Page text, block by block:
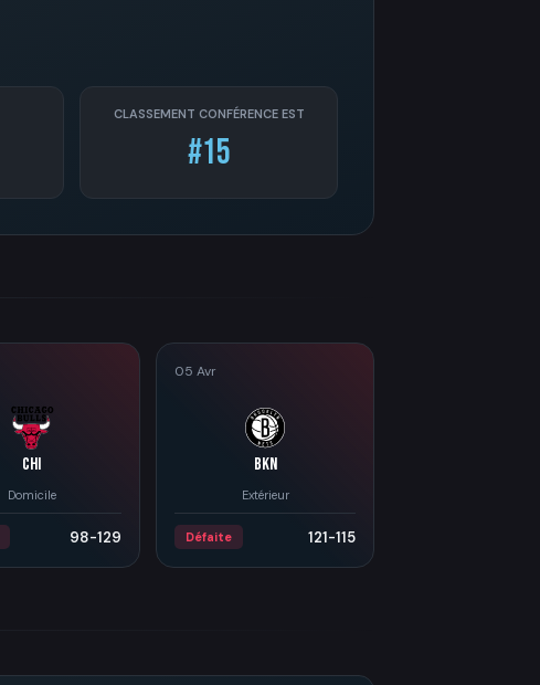
CLASSEMENT CONFÉRENCE EST
#15
CHI
Domicile
98-129
05 Avr
BKN
Extérieur
Défaite 121-115